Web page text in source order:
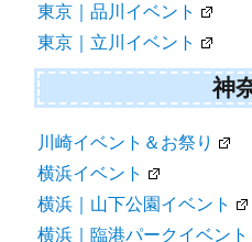
東京｜品川イベント
東京｜立川イベント
神
川崎イベント＆お祭り
横浜イベント
横浜｜山下公園イベント
横浜｜臨港パークイベント